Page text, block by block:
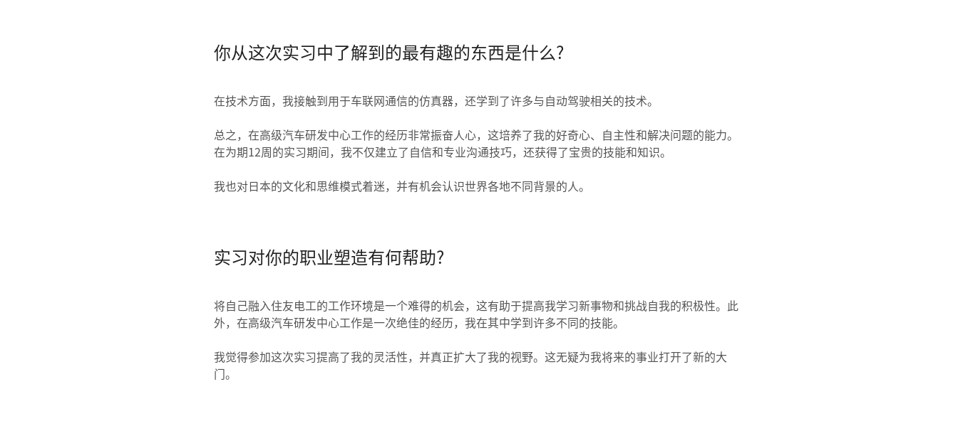
你从这次实习中了解到的最有趣的东西是什么?
在技术方面，我接触到用于车联网通信的仿真器，还学到了许多与自动驾驶相关的技术。
总之，在高级汽车研发中心工作的经历非常振奋人心，这培养了我的好奇心、自主性和解决问题的能力。
在为期12周的实习期间，我不仅建立了自信和专业沟通技巧，还获得了宝贵的技能和知识。
我也对日本的文化和思维模式着迷，并有机会认识世界各地不同背景的人。
实习对你的职业塑造有何帮助?
将自己融入住友电工的工作环境是一个难得的机会，这有助于提高我学习新事物和挑战自我的积极性。此
外，在高级汽车研发中心工作是一次绝佳的经历，我在其中学到许多不同的技能。
我觉得参加这次实习提高了我的灵活性，并真正扩大了我的视野。这无疑为我将来的事业打开了新的大
门。